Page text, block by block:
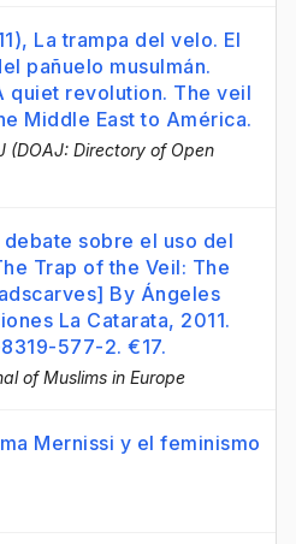
La trampa del velo. El
pañuelo musulmán.
quiet revolution. The veil
Middle East to América.
(DOAJ: Directory of Open
sobre el uso del
Trap of the Veil: The
By Ángeles
La Catarata, 2011.
577-2. €17.
of Muslims in Europe
Mernissi y el feminismo